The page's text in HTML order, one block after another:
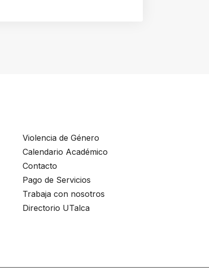
Violencia de Género
Calendario Académico
Contacto
Pago de Servicios
Trabaja con nosotros
Directorio UTalca